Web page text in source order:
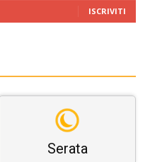
ISCRIVITI
Serata